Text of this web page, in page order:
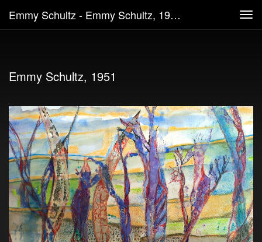
Emmy Schultz - Emmy Schultz, 1951
Emmy Schultz, 1951